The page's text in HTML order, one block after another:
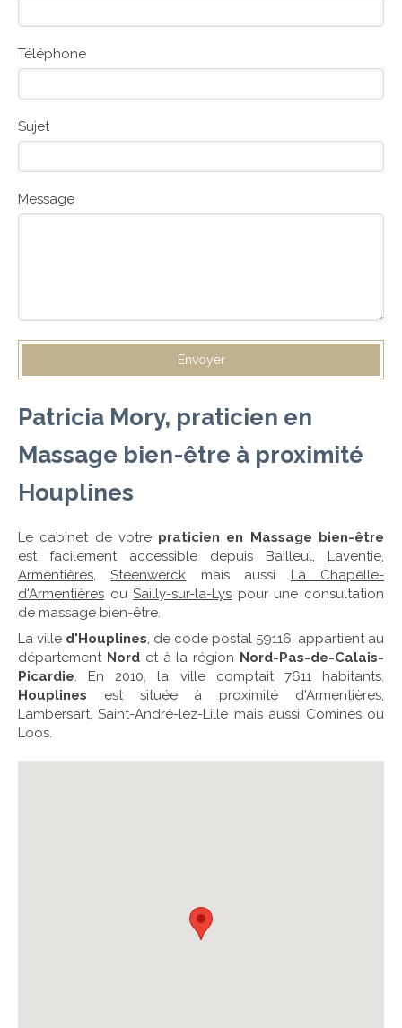
Téléphone
Sujet
Message
Envoyer
Patricia Mory, praticien en
Massage bien-être à proximité
Houplines
Le cabinet de votre praticien en Massage bien-être
est facilement accessible depuis Bailleul, Laventie,
Armentières,Steenwerck mais aussi La Chapelle-
d'Armentières ouSailly-sur-la-Lys pour une consultation
de massage bien-être.
La ville d'Houplines, de code postal 59116, appartient au
département Nordet à la région Nord-Pas-de-Calais-
Picardie. En 2010, la ville comptait 7611 habitants.
Houplines est située à proximité d'Armentières,
Lambersart, Saint-André-lez-Lille mais aussi Comines ou
Loos.